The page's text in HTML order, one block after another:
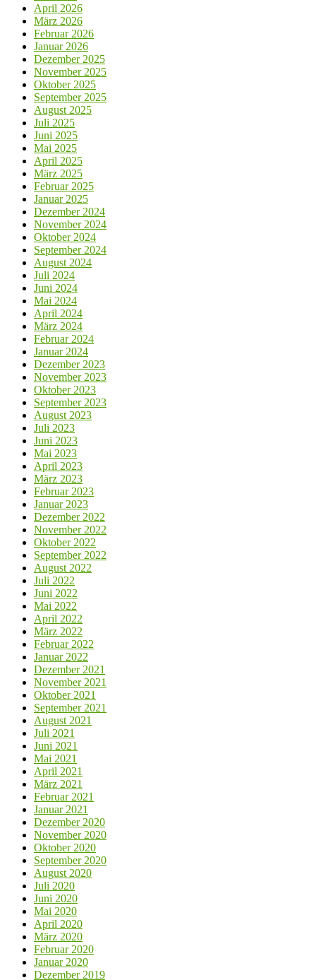
April 2026
März 2026
Februar 2026
Januar 2026
Dezember 2025
November 2025
Oktober 2025
September 2025
August 2025
Juli 2025
Juni 2025
Mai 2025
April 2025
März 2025
Februar 2025
Januar 2025
Dezember 2024
November 2024
Oktober 2024
September 2024
August 2024
Juli 2024
Juni 2024
Mai 2024
April 2024
März 2024
Februar 2024
Januar 2024
Dezember 2023
November 2023
Oktober 2023
September 2023
August 2023
Juli 2023
Juni 2023
Mai 2023
April 2023
März 2023
Februar 2023
Januar 2023
Dezember 2022
November 2022
Oktober 2022
September 2022
August 2022
Juli 2022
Juni 2022
Mai 2022
April 2022
März 2022
Februar 2022
Januar 2022
Dezember 2021
November 2021
Oktober 2021
September 2021
August 2021
Juli 2021
Juni 2021
Mai 2021
April 2021
März 2021
Februar 2021
Januar 2021
Dezember 2020
November 2020
Oktober 2020
September 2020
August 2020
Juli 2020
Juni 2020
Mai 2020
April 2020
März 2020
Februar 2020
Januar 2020
Dezember 2019